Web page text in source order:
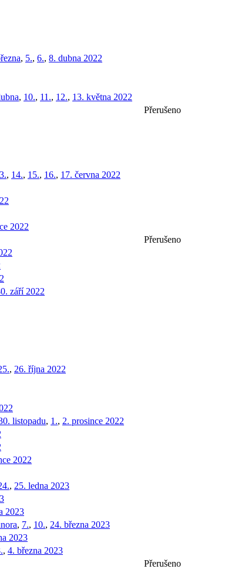
, 5., 6., 8. dubna 2022
, 10., 11., 12., 13. května 2022
Přerušeno
3., 14., 15., 16., 17. června 2022
2022
Přerušeno
září 2022
, 26. října 2022
listopadu, 1., 2. prosince 2022
2022
, 25. ledna 2023
2023
, 7., 10., 24. března 2023
2023
, 4. března 2023
Přerušeno